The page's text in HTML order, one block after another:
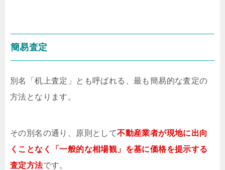
簡易査定
別名「机上査定」とも呼ばれる、最も簡易的な査定の
方法となります。
その別名の通り、原則として不動産業者が現地に出向
くことなく「一般的な相場観」を基に価格を提示する
査定方法です。